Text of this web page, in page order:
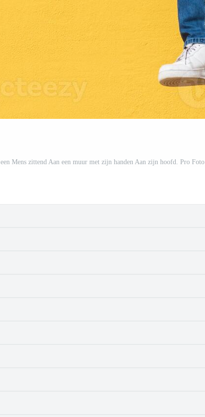
een Mens zittend Aan een muur met zijn handen Aan zijn hoofd. Pro Foto